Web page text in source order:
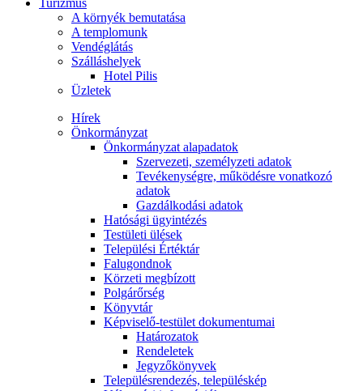
Turizmus
A környék bemutatása
A templomunk
Vendéglátás
Szálláshelyek
Hotel Pilis
Üzletek
Hírek
Önkormányzat
Önkormányzat alapadatok
Szervezeti, személyzeti adatok
Tevékenységre, működésre vonatkozó
adatok
Gazdálkodási adatok
Hatósági ügyintézés
Testületi ülések
Települési Értéktár
Falugondnok
Körzeti megbízott
Polgárőrség
Könyvtár
Képviselő-testület dokumentumai
Határozatok
Rendeletek
Jegyzőkönyvek
Településrendezés, településkép